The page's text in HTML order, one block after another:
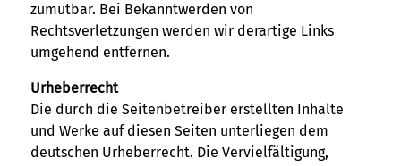
zumutbar. Bei Bekanntwerden von
Rechtsverletzungen werden wir derartige Links
umgehend entfernen.
Urheberrecht
Die durch die Seitenbetreiber erstellten Inhalte
und Werke auf diesen Seiten unterliegen dem
deutschen Urheberrecht. Die Vervielfältigung,